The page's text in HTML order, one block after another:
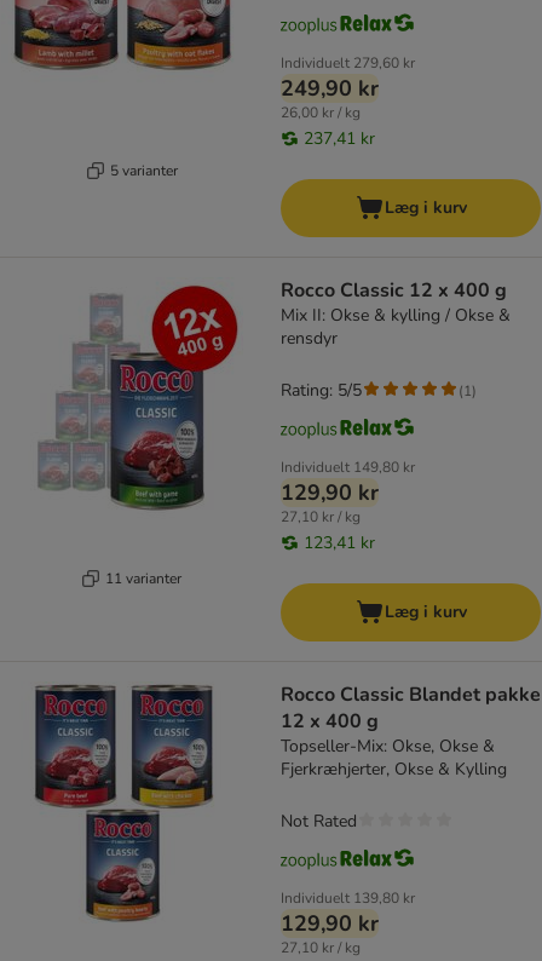
5 varianter
Individuelt 279,60 kr
249,90 kr
26,00 kr / kg
237,41 kr
Læg i kurv
11 varianter
Rocco Classic 12 x 400 g
Mix II: Okse & kylling / Okse &
rensdyr
Individuelt 149,80 kr
129,90 kr
27,10 kr / kg
123,41 kr
Rating: 5/5 (1)
Læg i kurv
Rocco Classic Blandet pakke
12 x 400 g
Topseller-Mix: Okse, Okse &
Fjerkræhjerter, Okse & Kylling
Individuelt 139,80 kr
129,90 kr
27,10 kr / kg
Not Rated